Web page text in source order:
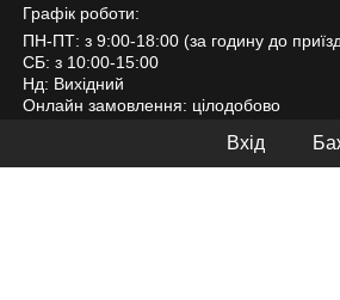
Графік роботи:
ПН-ПТ: з 9:00-18:00 (за годину до
СБ: з 10:00-15:00
Нд: Вихідний
Онлайн замовлення: цілодобово
Вхід